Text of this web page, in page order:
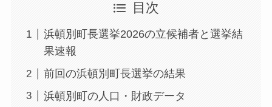
目次
浜頓別町長選挙2026の立候補者と選挙結
果速報
前回の浜頓別町長選挙の結果
浜頓別町の人口・財政データ